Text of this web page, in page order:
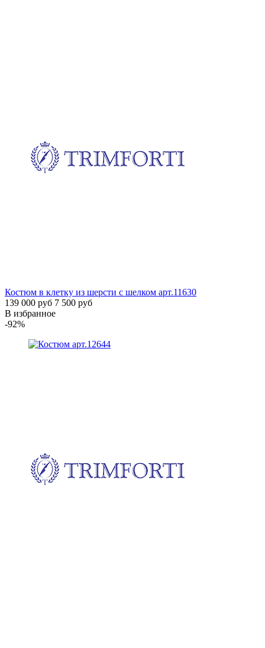
Костюм в клетку из шерсти с шелком арт.11630
139 000 руб 7 500 руб
В избранное
-92%